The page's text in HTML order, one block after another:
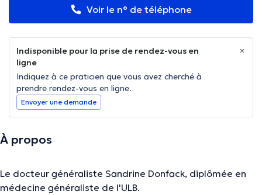
Voir le n° de téléphone
Indisponible pour la prise de rendez-vous en
ligne
Indiquez à ce praticien que vous avez cherché à
prendre rendez-vous en ligne.
Envoyer une demande
À propos
Le docteur généraliste Sandrine Donfack, diplômée en
médecine généraliste de l'ULB.